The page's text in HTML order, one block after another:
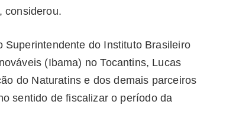
considerou.
do Instituto Brasileiro
(Ibama) no Tocantins, Lucas
do Naturatins e dos demais parceiros
sentido de fiscalizar o período da